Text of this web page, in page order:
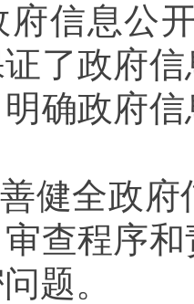
府信息公
了政府
明确政府
健全政
查程序
题。